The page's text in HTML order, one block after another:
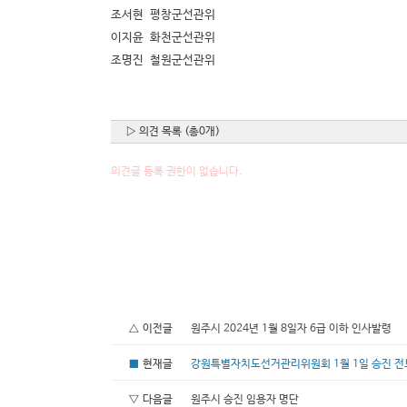
조서현 평창군선관위
이지윤 화천군선관위
조명진 철원군선관위
▷ 의견 목록 (총0개)
의견글 등록 권한이 없습니다.
△ 이전글 원주시 2024년 1월 8일자 6급 이하 인사발령
현재글 강원특별자치도선거관리위원회 1월 1일 승진 전
▽ 다음글 원주시 승진 임용자 명단